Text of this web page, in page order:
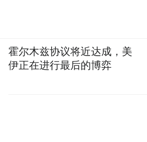
霍尔木兹协议将近达成，美
伊正在进行最后的博弈